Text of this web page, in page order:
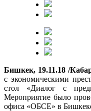
Бишкек, 19.11.18 /
с экономическими
стол «Диалог с
Мероприятие было
офиса «ОБСЕ» в